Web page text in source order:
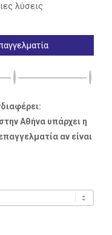
λύσεις
Αθήνα υπάρχει η
αν είναι